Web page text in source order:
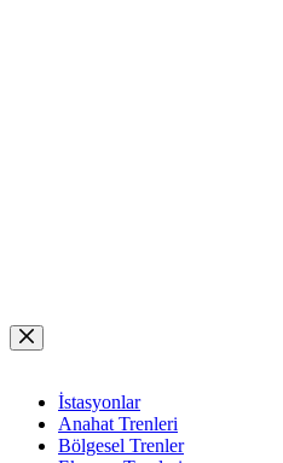
Skip
to
İstasyonlar
Anahat Trenleri
Bölgesel Trenler